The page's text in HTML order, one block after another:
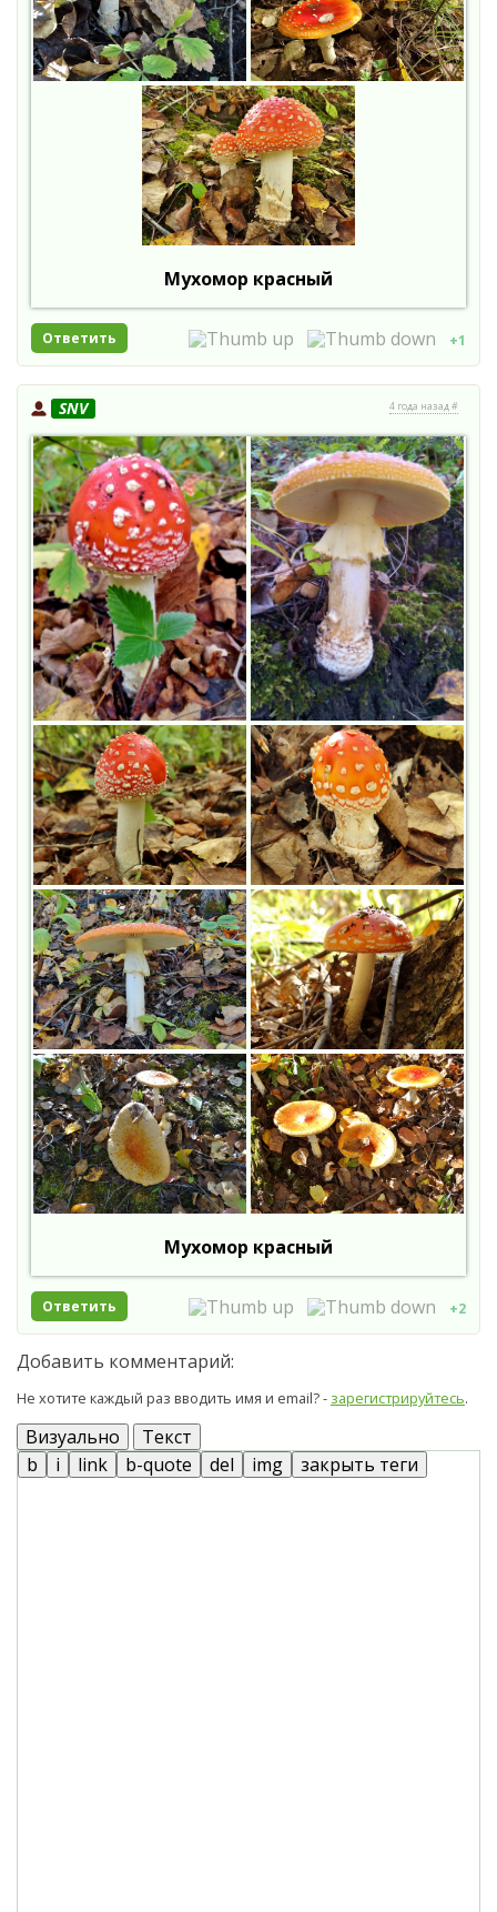
Мухомор красный
Ответить +1
SNV 4 года назад #
Мухомор красный
Ответить +2
Добавить комментарий:
Не хотите каждый раз вводить имя и email? - зарегистрируйтесь.
Визуально Текст